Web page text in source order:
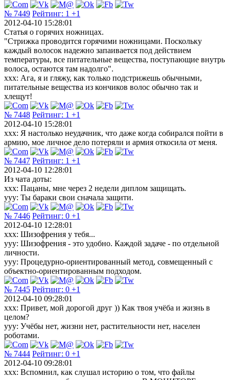
№ 7449 Рейтинг: 1 +1
2012-04-10 15:28:01
Статья о горячих ножницах.
"Cтрижка проводится горячими ножницами. Поскольку
каждый волосок надежно запаивается под действием
температуры, все питательные вещества, поступающие внутрь
волоса, остаются там надолго".
ххх: Ага, я и гляжу, как только подстрижешь обычными,
питательные вещества из кончиков волос обычно так и
хлещут!
№ 7448 Рейтинг: 1 +1
2012-04-10 15:28:01
xxx: Я настолько неудачник, что даже когда собирался пойти в
армию, мое личное дело потеряли и армия откосила от меня.
№ 7447 Рейтинг: 1 +1
2012-04-10 12:28:01
Из чата доты:
ххх: Пацаны, мне через 2 недели диплом защищать.
yyy: Ты бараки свои сначала защити.
№ 7446 Рейтинг: 0 +1
2012-04-10 12:28:01
xxx: Шизофрения у тебя...
yyy: Шизофрения - это удобно. Каждой задаче - по отдельной
личности.
yyy: Процедурно-ориентированный метод, совмещенный с
объектно-ориентированным подходом.
№ 7445 Рейтинг: 0 +1
2012-04-10 09:28:01
xxx: Привет, мой дорогой друг )) Как твоя учёба и жизнь в
целом?
yyy: Учёбы нет, жизни нет, растительности нет, населен
роботами.
№ 7444 Рейтинг: 0 +1
2012-04-10 09:28:01
xxx: Вспомнил, как слушал историю о том, что файлы